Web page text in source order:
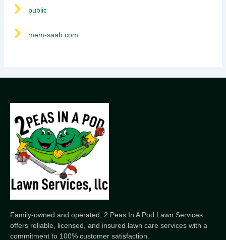
public
mem-saab.com
Family-owned and operated, 2 Peas In A Pod Lawn Services
offers reliable, licensed, and insured lawn care services with a
commitment to 100% customer satisfaction.